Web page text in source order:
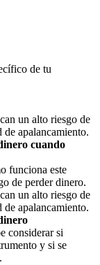
de tu
un alto riesgo de
apalancamiento.
cuando
funciona este
de perder dinero.
un alto riesgo de
apalancamiento.
considerar si
y si se